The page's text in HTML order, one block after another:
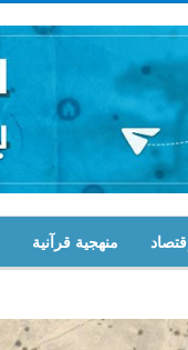
إقتصاد منهجية قرآنية